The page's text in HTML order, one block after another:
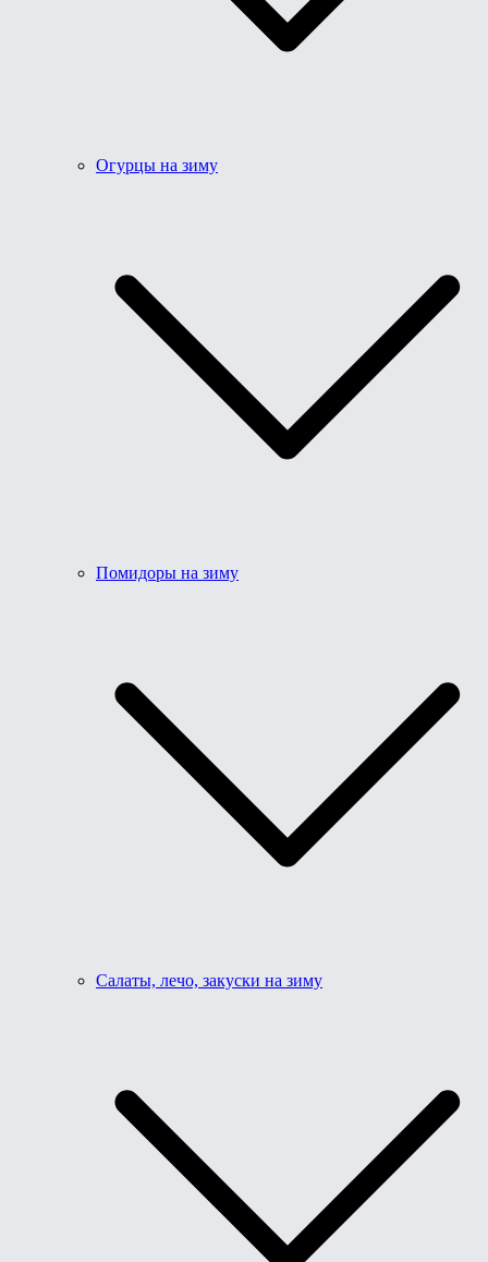
Огурцы на зиму
Помидоры на зиму
Салаты, лечо, закуски на зиму